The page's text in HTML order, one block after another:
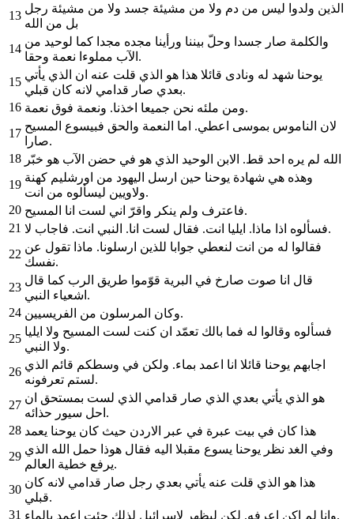
13
الذين ولدوا ليس من دم ولا من مشيئة جسد ولا من مشيئة رجل
بل من الله
14
والكلمة صار جسدا وحلّ بيننا ورأينا مجده مجدا كما لوحيد من
الآب مملوءا نعمة وحقا.
15
يوحنا شهد له ونادى قائلا هذا هو الذي قلت عنه ان الذي يأتي
بعدي صار قدامي لانه كان قبلي.
16
ومن ملئه نحن جميعا اخذنا. ونعمة فوق نعمة.
17
لان الناموس بموسى اعطي. اما النعمة والحق فبيسوع المسيح
صارا.
18 الله لم يره احد قط. الابن الوحيد الذي هو في حضن الآب هو خبّر
19
وهذه هي شهادة يوحنا حين ارسل اليهود من اورشليم كهنة
ولاويين ليسألوه من انت.
20
فاعترف ولم ينكر واقرّ اني لست انا المسيح.
21
فسألوه اذا ماذا. ايليا انت. فقال لست انا. النبي انت. فاجاب لا.
22
فقالوا له من انت لنعطي جوابا للذين ارسلونا. ماذا تقول عن
نفسك.
23
قال انا صوت صارخ في البرية قوّموا طريق الرب كما قال
اشعياء النبي.
24
وكان المرسلون من الفريسيين.
25
فسألوه وقالوا له فما بالك تعمّد ان كنت لست المسيح ولا ايليا
ولا النبي.
26
اجابهم يوحنا قائلا انا اعمد بماء. ولكن في وسطكم قائم الذي
لستم تعرفونه.
27
هو الذي يأتي بعدي الذي صار قدامي الذي لست بمستحق ان
احل سيور حذائه.
28 هذا كان في بيت عبرة في عبر الاردن حيث كان يوحنا يعمد
29
وفي الغد نظر يوحنا يسوع مقبلا اليه فقال هوذا حمل الله الذي
يرفع خطية العالم.
30
هذا هو الذي قلت عنه يأتي بعدي رجل صار قدامي لانه كان
قبلي.
31
وانا لم اكن اعرفه. لكن ليظهر لاسرائيل لذلك جئت اعمد بالماء.